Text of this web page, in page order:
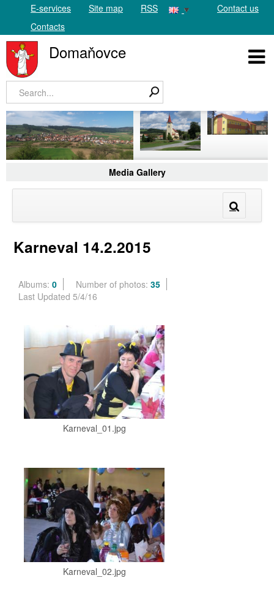
E-services Site map RSS
Contact us
Contacts
Domaňovce
Media Gallery
Karneval 14.2.2015
Albums: 0 Number of photos: 35
Last Updated 5/4/16
Karneval_01.jpg
Karneval_02.jpg